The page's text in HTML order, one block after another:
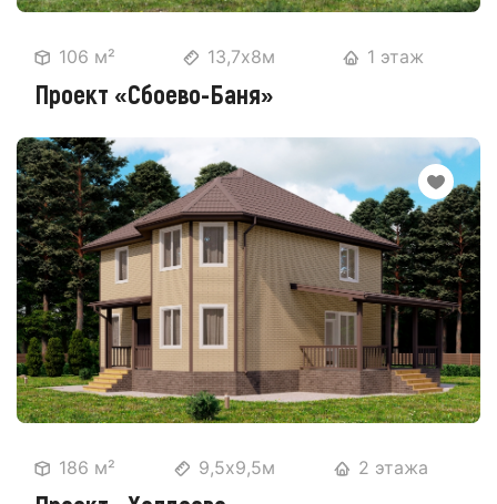
106 м² 13,7х8м 1 этаж
Проект «Сбоево-Баня»
186 м² 9,5х9,5м 2 этажа